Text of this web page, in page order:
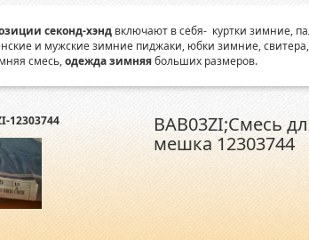
секонд-хэндвключают в себя- куртки зимние,
и мужские зимние пиджаки, юбки зимние,
смесь,одежда зимняябольших размеров.
12303744
BAB03ZI;Смесь
мешка 12303744